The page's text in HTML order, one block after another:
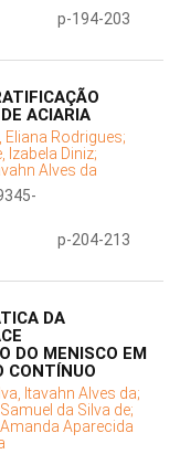
p-194-203
ACIARIA
Eliana Rodrigues;
Izabela Diniz;
Alves da
p-204-213
DA
DO MENISCO EM
CONTÍNUO
Itavahn Alves da;
da Silva de;
Aparecida